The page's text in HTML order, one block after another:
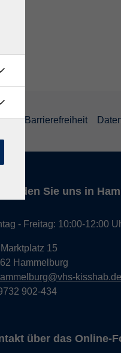
Barrierefreiheit
finden Sie uns in
- Freitag: 10:00-12:00
15
Hammelburg
kisshab.de
902-434
über das Online-